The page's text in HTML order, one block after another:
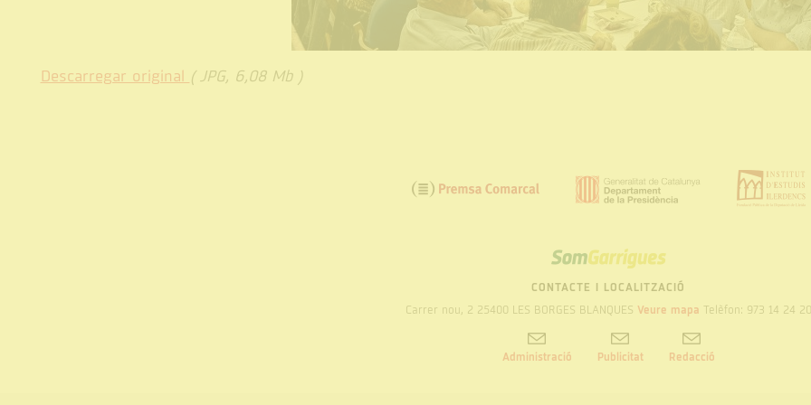
Descarregar original ( JPG, 6,08 Mb )
SOM
GARRIGUES
CONTACTE I LOCALITZACIÓ
Carrer nou, 2 25400 LES BORGES BLANQUES Veure mapa Telèfon: 973 14 24 20
Administració Publicitat Redacció